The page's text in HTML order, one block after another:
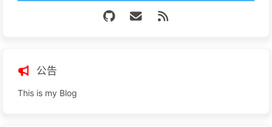
公告
This is my Blog